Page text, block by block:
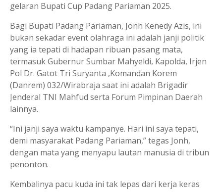
gelaran Bupati Cup Padang Pariaman 2025.
Bagi Bupati Padang Pariaman, Jonh Kenedy Azis, ini
bukan sekadar event olahraga ini adalah janji politik
yang ia tepati di hadapan ribuan pasang mata,
termasuk Gubernur Sumbar Mahyeldi, Kapolda, Irjen
Pol Dr. Gatot Tri Suryanta ,​Komandan Korem
(Danrem) 032/Wirabraja saat ini adalah Brigadir
Jenderal TNI Mahfud serta Forum Pimpinan Daerah
lainnya.
“Ini janji saya waktu kampanye. Hari ini saya tepati,
demi masyarakat Padang Pariaman,” tegas Jonh,
dengan mata yang menyapu lautan manusia di tribun
penonton.
Kembalinya pacu kuda ini tak lepas dari kerja keras